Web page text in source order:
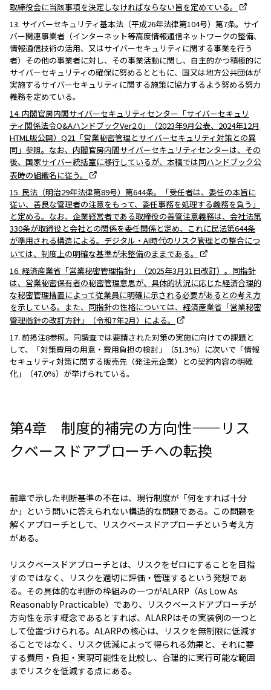
取締役会に当該事項を決定しなければならない旨を定めている。
13. サイバーセキュリティ基本法（平成26年法律第104号）第7条。サイ
バー関連事業者（インターネット等高度情報通信ネットワークの整備、
情報通信技術の活用、又はサイバーセキュリティに関する事業を行う
者）その他の事業者に対し、その事業活動に関し、自主的かつ積極的に
サイバーセキュリティの確保に努めるとともに、国又は地方公共団体が
実施するサイバーセキュリティに関する施策に協力するよう努める努力
義務を定めている。
14. 内閣官房内閣サイバーセキュリティセンター「サイバーセキュリ
ティ関係法令Q&AハンドブックVer2.0」（2023年9月公表、2024年12月
HTML版公開）Q21「営業秘密管理とサイバーセキュリティ対策との異
同」参照。なお、内閣官房内閣サイバーセキュリティセンターは、その
後、国家サイバー統括室に移行しているが、本稿では同ハンドブック公
表時の組織名に従う。
15. 民法（明治29年法律第89号）第644条。「受任者は、委任の本旨に
従い、善良な管理者の注意をもって、委任事務を処理する義務を負う」
と定める。なお、企業経営者である取締役の善管注意義務は、会社法第
330条が取締役と会社との関係を委任関係と定め、これに民法第644条
が準用される構造による。デジタル・AI時代のリスク管理との整合につ
いては、制度上の明確な基準が未整備のままである。
16. 経済産業省「営業秘密管理指針」（2025年3月31日改訂）。同指針
は、営業秘密保有者の秘密管理意思が、具体的状況に応じた経済合理的
な秘密管理措置によって従業員に明確に示される必要があるとの考え方
を示している。また、同指針の性格については、経済産業省「営業秘密
管理指針の改訂方針」（令和7年2月）による。
17. 前掲注8参照。同調査では要請された対策の実施に向けての課題と
して、「対策費用の用意・費用負担の検討」（51.3%）に次いで「情報
セキュリティ対策に関する販売先（発注元企業）との契約内容の明確
化」（47.0%）が挙げられている。
第4章 制度的補完の方向性——リス
クベースドアプローチへの転換
前章で示した判断基準の不在は、現行制度が「何をすれば十分
か」という問いに答えられない構造的な問題である。この問題を
解くアプローチとして、リスクベースドアプローチという考え方
がある。
リスクベースドアプローチとは、リスクをゼロにすることを目指
すのではなく、リスクを適切に評価・管理するという発想であ
る。その具体的な判断の枠組みの一つがALARP（As Low As
Reasonably Practicable）であり、リスクベースドアプローチが
方向性を示す概念であるとすれば、ALARPはその実装例の一つと
して位置づけられる。ALARPの核心は、リスクを無制限に低減す
ることではなく、リスク低減によって得られる効果と、それに要
する費用・負担・実現可能性を比較し、合理的に実行可能な範囲
までリスクを低減する点にある。